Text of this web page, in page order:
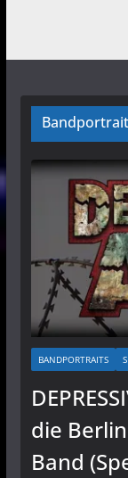
BANDPORTRAITS
die
Band